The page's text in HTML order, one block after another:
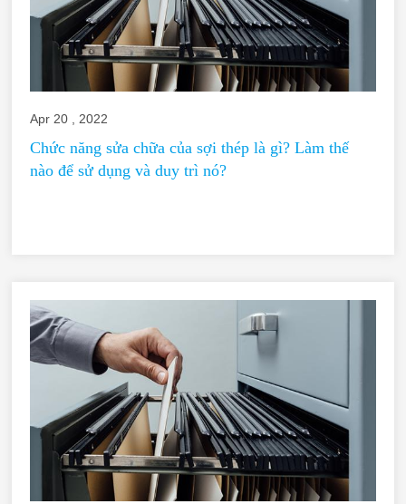
Apr 20 , 2022
Chức năng sửa chữa của sợi thép là gì? Làm thế
nào để sử dụng và duy trì nó?